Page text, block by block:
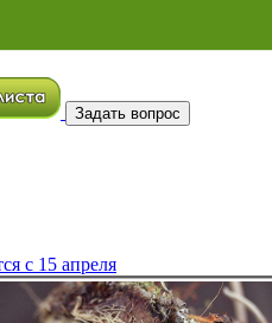
Задать вопрос
с 15 апреля